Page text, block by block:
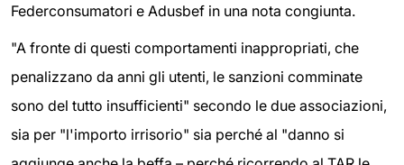
Federconsumatori e Adusbef in una nota congiunta.
"A fronte di questi comportamenti inappropriati, che
penalizzano da anni gli utenti, le sanzioni comminate
sono del tutto insufficienti" secondo le due associazioni,
sia per "l'importo irrisorio" sia perché al "danno si